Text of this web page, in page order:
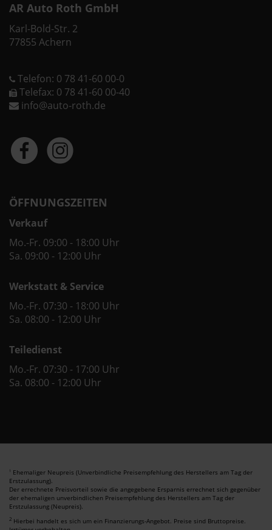
AR Auto Roth GmbH
Karl-Bold-Str. 2
77855 Achern
Telefon: 0 78 41-60 00-0
Telefax: 0 78 41-60 00-40
info@auto-roth.de
ÖFFNUNGSZEITEN
Verkauf
Mo.-Fr. 09:00 - 18:00 Uhr
Sa. 09:00 - 12:00 Uhr
Werkstatt & Service
Mo.-Fr. 07:30 - 18:00 Uhr
Sa. 08:00 - 12:00 Uhr
Teiledienst
Mo.-Fr. 07:30 - 17:00 Uhr
Sa. 08:00 - 12:00 Uhr
1 Ehemaliger Neupreis (Unverbindliche Preisempfehlung des Herstellers am Tag der
Erstzulassung).
Der errechnete Preisvorteil sowie die angegebene Ersparnis errechnet sich gegenüber
der ehemaligen unverbindlichen Preisempfehlung des Herstellers am Tag der
Erstzulassung (Neupreis).
2 Hierbei handelt es sich um ein Finanzierungs-Angebot. Preise sind Bruttopreise.